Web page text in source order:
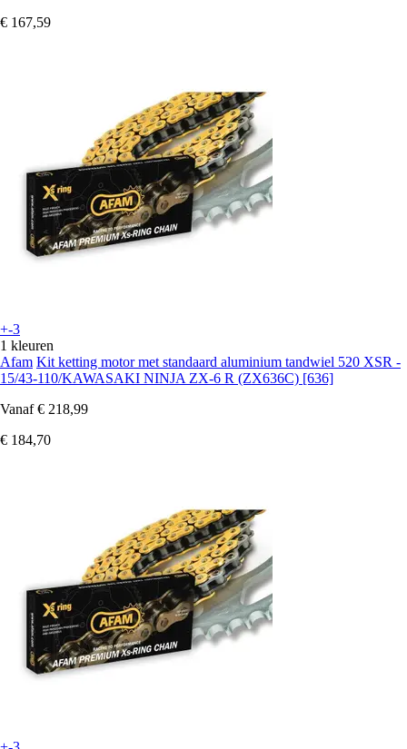
€ 167,59
+-3
1 kleuren
Afam Kit ketting motor met standaard aluminium tandwiel 520 XSR -
15/43-110/KAWASAKI NINJA ZX-6 R (ZX636C) [636]
Vanaf € 218,99
€ 184,70